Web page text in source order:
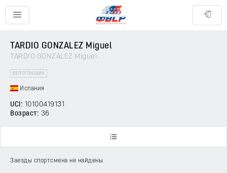
TARDIO GONZALEZ Miguel
TARDIO GONZALEZ Miguel
ВЕЛОГОНЩИК
Испания
UCI: 10100419131
Возраст: 36
Заезды спортсмена не найдены